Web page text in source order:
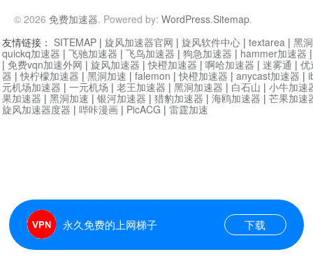
© 2026 免费加速器. Powered by: WordPress.Sitemap.
永久免费的上网梯子 下载
友情链接： SITEMAP | 旋风加速器官网 | 旋风软件中心 | textarea | 黑
quickq加速器 | 飞驰加速器 | 飞鸟加速器 | 狗急加速器 | hammer加速器
| 免费vqn加速外网 | 旋风加速器 |快橙加速器 | 啊哈加速器 | 迷雾通 | 优
器 |快柠檬加速器 | 黑洞加速 | falemon |快橙加速器 | anycast加速器 |
元机场加速器 | 一元机场 | 老王加速器 | 黑洞加速器 | 白石山 | 小牛加速
果加速器 | 黑洞加速 | 银河加速器 | 猎豹加速器 | 海鸥加速器 | 芒果加速
旋风加速器度器 | 哔咔漫画 | PicACG | 雷霆加速